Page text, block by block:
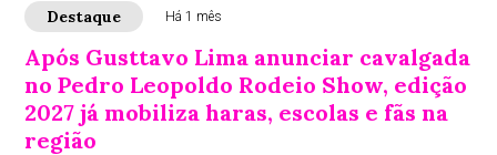
Destaque Há 1 mês
Após Gusttavo Lima anunciar cavalgada
no Pedro Leopoldo Rodeio Show, edição
2027 já mobiliza haras, escolas e fãs na
região